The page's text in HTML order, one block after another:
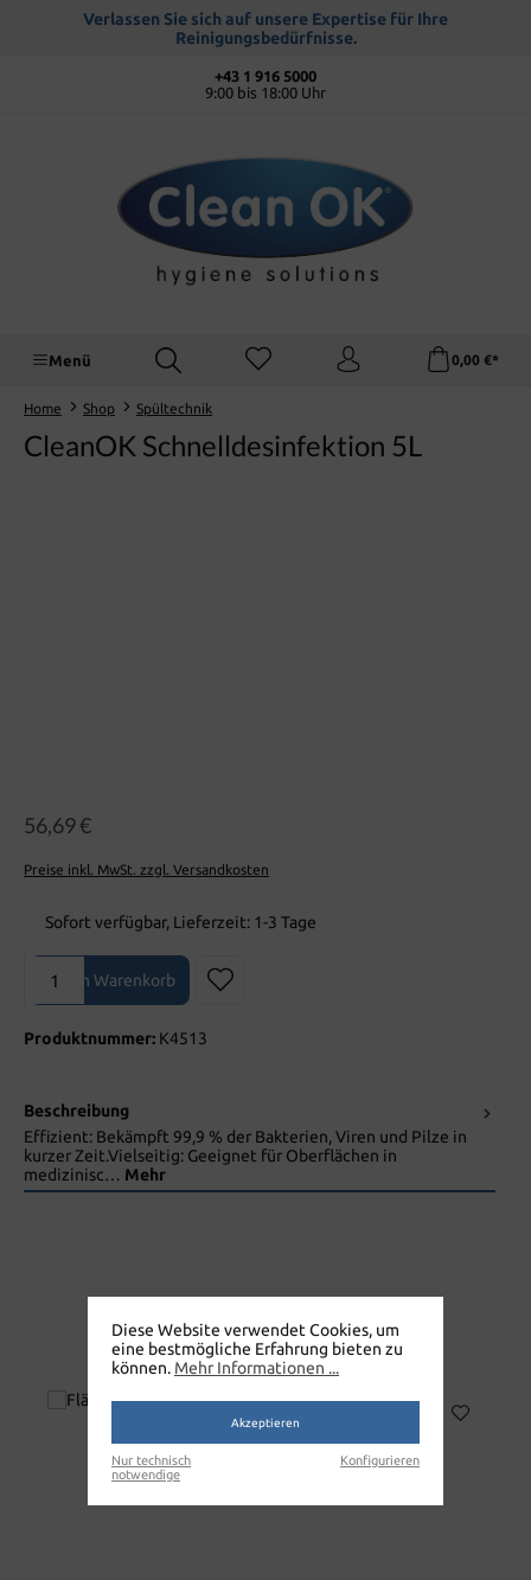
springenVerlassen Sie sich auf unsere Expertise für Ihre
Reinigungsbedürfnisse.
+43 1 916 5000
9:00 bis 18:00 Uhr
Menü 0,00 €*
Home Shop Spültechnik
CleanOK Schnelldesinfektion 5L
56,69 €
Preise inkl. MwSt. zzgl. Versandkosten
Sofort verfügbar, Lieferzeit: 1-3 Tage
Produkt Anzahl: Gib den gewünschten Wert ein oder benutze die
In den Warenkorb
Produktnummer: K4513
Beschreibung
Effizient: Bekämpft 99,9 % der Bakterien, Viren und Pilze in
kurzer Zeit.Vielseitig: Geeignet für Oberflächen in
medizinisc… Mehr
CLEANOK
SCHNELLDESINFEKTION 5L
Diese Website verwendet Cookies, um
eine bestmögliche Erfahrung bieten zu
können. Mehr Informationen ...
Akzeptieren
Nur technisch
notwendige
Konfigurieren